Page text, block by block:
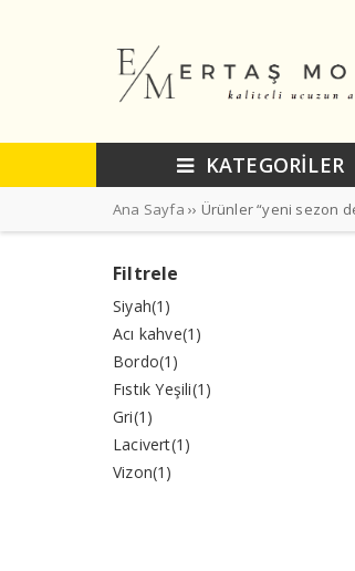
KATEGORİLER
Ana Sayfa ›› Ürünler “yeni sezon
Filtrele
Siyah(1)
Acı kahve(1)
Bordo(1)
Fıstık Yeşili(1)
Gri(1)
Lacivert(1)
Vizon(1)